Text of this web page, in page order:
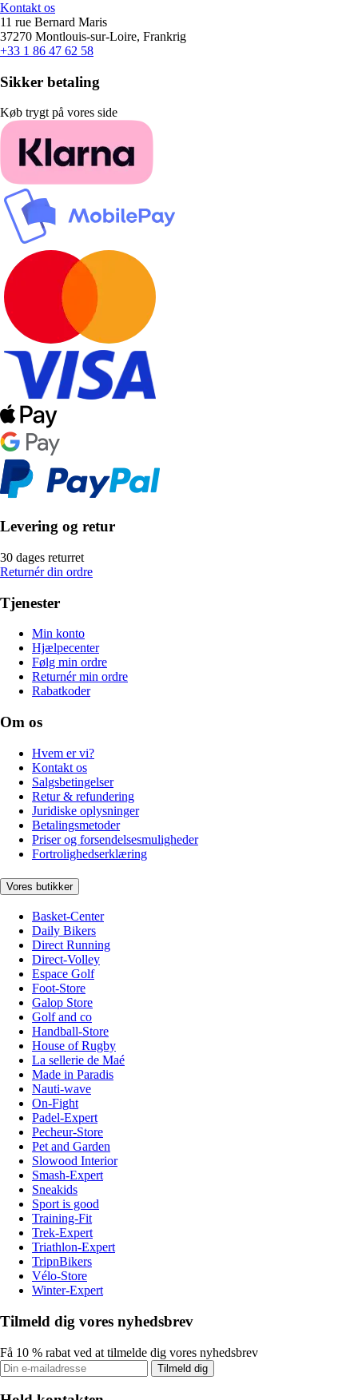
Kontakt os
11 rue Bernard Maris
37270 Montlouis-sur-Loire, Frankrig
+33 1 86 47 62 58
Sikker betaling
Køb trygt på vores side
Levering og retur
30 dages returret
Returnér din ordre
Tjenester
Min konto
Hjælpecenter
Følg min ordre
Returnér min ordre
Rabatkoder
Om os
Hvem er vi?
Kontakt os
Salgsbetingelser
Retur & refundering
Juridiske oplysninger
Betalingsmetoder
Priser og forsendelsesmuligheder
Fortrolighedserklæring
Vores butikker
Basket-Center
Daily Bikers
Direct Running
Direct-Volley
Espace Golf
Foot-Store
Galop Store
Golf and co
Handball-Store
House of Rugby
La sellerie de Maé
Made in Paradis
Nauti-wave
On-Fight
Padel-Expert
Pecheur-Store
Pet and Garden
Slowood Interior
Smash-Expert
Sneakids
Sport is good
Training-Fit
Trek-Expert
Triathlon-Expert
TripnBikers
Vélo-Store
Winter-Expert
Tilmeld dig vores nyhedsbrev
Få 10 % rabat ved at tilmelde dig vores nyhedsbrev
Tilmeld dig